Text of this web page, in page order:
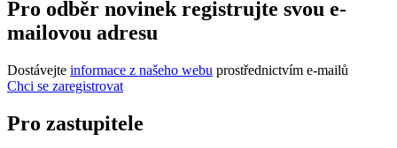
Pro odběr novinek registrujte svou e-
mailovou adresu
Dostávejte informace z našeho webu prostřednictvím e-mailů
Chci se zaregistrovat
Pro zastupitele